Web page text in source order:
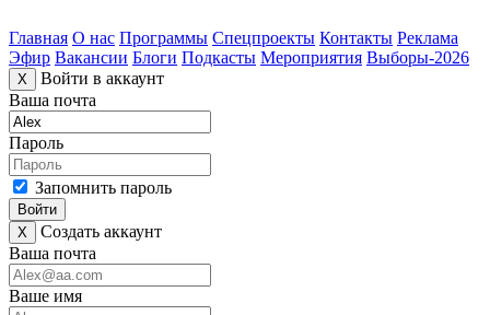
Главная О нас Программы Спецпроекты Контакты Реклама
Эфир Вакансии Блоги Подкасты Мероприятия Выборы-2026
X
Войти в аккаунт
Ваша почта
Пароль
Запомнить пароль
Войти
X
Создать аккаунт
Ваша почта
Ваше имя